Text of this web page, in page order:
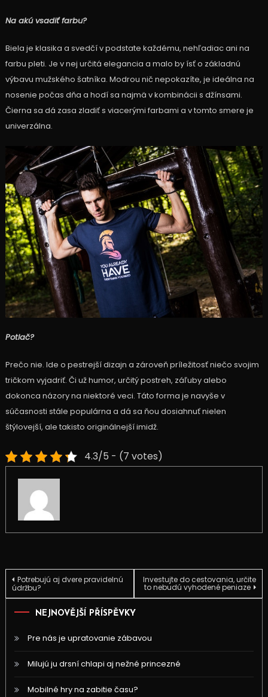
Na akú vsadiť farbu?
Biela je klasika a svedčí v podstate každému, nehľadiac ani na
farbu pleti. Je v nej určitá elegancia a malo by ísť o základnú
výbavu mužského šatníka. Modrou nič nepokazíte, je ideálna na
nosenie počas dňa a hodí sa najmä v kombinácii s džínsami.
Čierna sa dá zasa zladiť s viacerými farbami a v tomto smere je
univerzálna.
Potlač?
Prečo nie. Ide o pestrejší dizajn a zároveň príležitosť niečo svojim
tričkom vyjadriť. Či už humor, určitý postreh, záľuby alebo
dokonca názory na niektoré veci. Táto forma je navyše v
súčasnosti stále populárna a dá sa ňou dosiahnuť nielen
štýlovejší, ale takisto originálnejší imidž.
4.3/5 - (7 votes)
Navigace
pro
příspěvek
Potrebujú aj dvere pravidelnú
údržbu?
Investujte do cestovania, určite
to nebudú vyhodené peniaze
NEJNOVĚJŠÍ PŘÍSPĚVKY
Pre nás je upratovanie zábavou
Milujú ju drsní chlapi aj nežné princezné
Mobilné hry na zabitie času?